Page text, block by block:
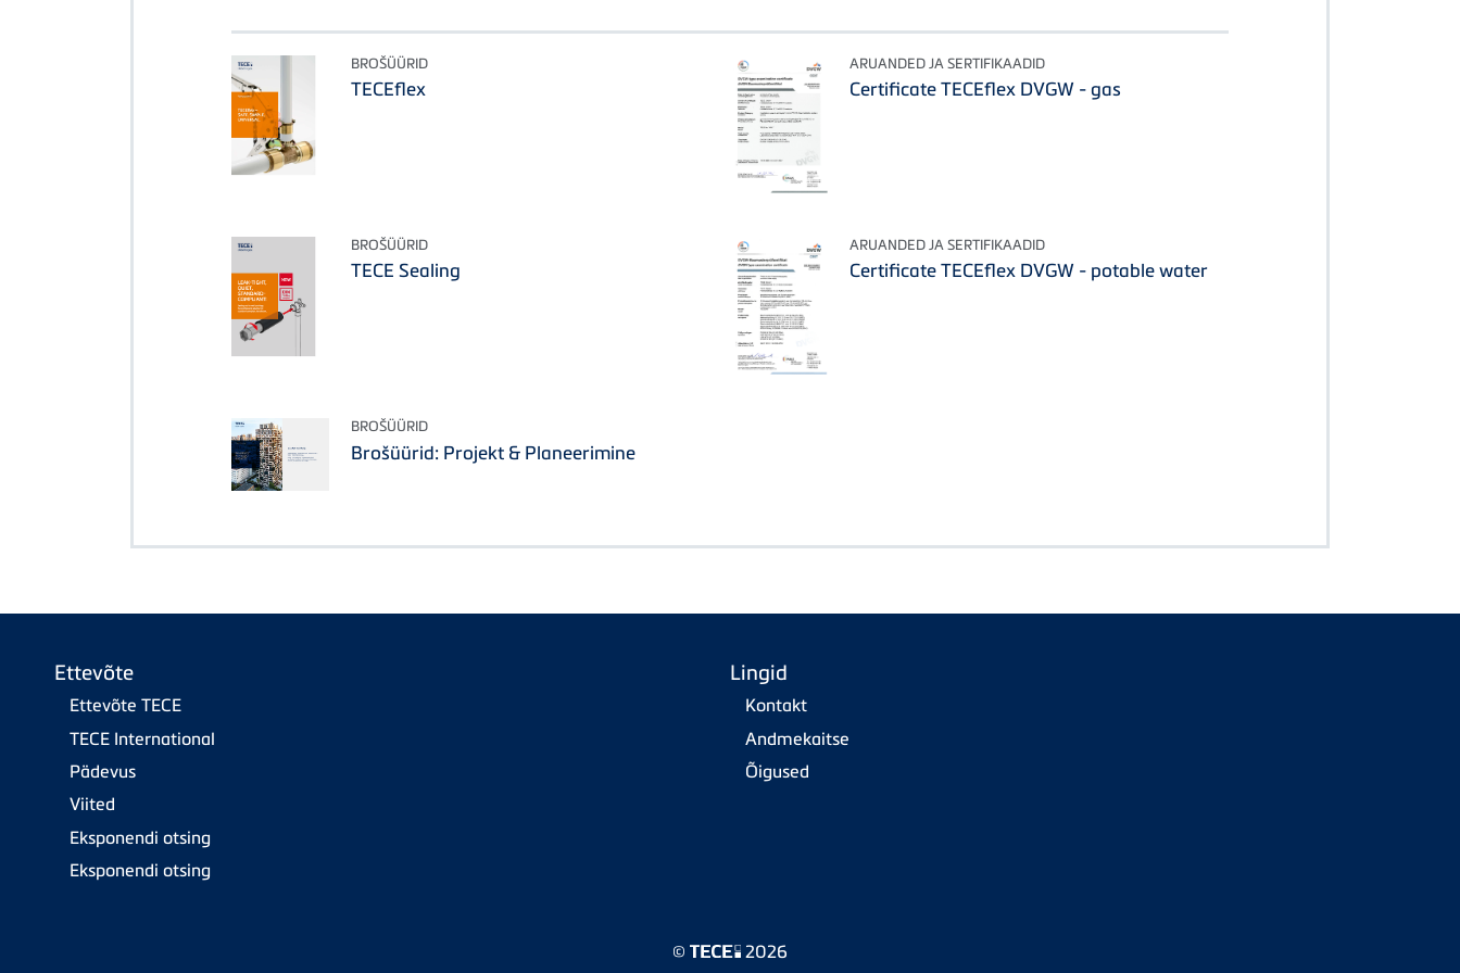
BROŠÜÜRID
TECEflex
ARUANDED JA SERTIFIKAADID
Certificate TECEflex DVGW - gas
BROŠÜÜRID
TECE Sealing
ARUANDED JA SERTIFIKAADID
Certificate TECEflex DVGW - potable water
BROŠÜÜRID
Brošüürid: Projekt & Planeerimine
Ettevõte
Ettevõte TECE
TECE International
Pädevus
Viited
Eksponendi otsing
Eksponendi otsing
Lingid
Kontakt
Andmekaitse
Õigused
© 2026